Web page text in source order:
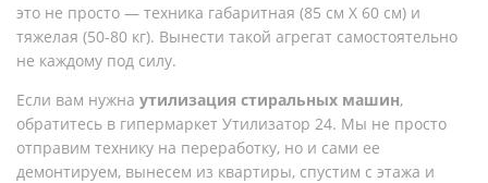
это не просто — техника габаритная (85 см Х 60 см) и
тяжелая (50-80 кг). Вынести такой агрегат самостоятельно
не каждому под силу.
Если вам нужна утилизация стиральных машин,
обратитесь в гипермаркет Утилизатор 24. Мы не просто
отправим технику на переработку, но и сами ее
демонтируем, вынесем из квартиры, спустим с этажа и